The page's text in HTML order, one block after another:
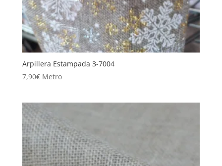
Arpillera Estampada 3-7004
7,90€ Metro